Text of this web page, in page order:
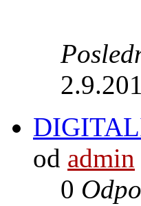
od admin
0